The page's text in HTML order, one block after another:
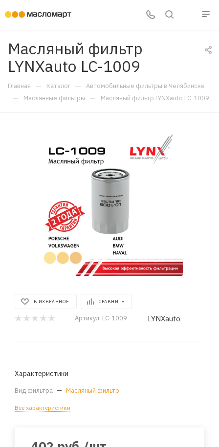
Масляный фильтр
LYNXauto LC-1009
Главная — Каталог — Автомобильные фильтры в Челябинске
— Маслянные фильтры — Масляный фильтр LYNXauto LC-1009
В ИЗБРАННОЕ СРАВНИТЬ
Артикул: LC-1009 LYNXauto
Характеристики
Вид фильтра — Масляный фильтр
Все характеристики